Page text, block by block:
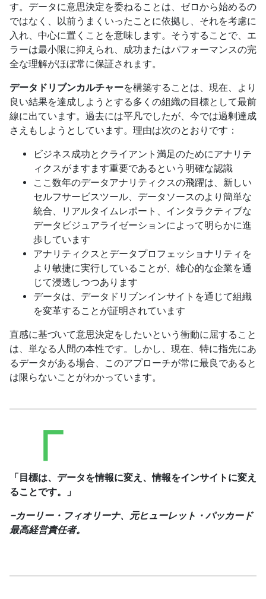
す。データに意思決定を委ねることは、ゼロから始めるの
ではなく、以前うまくいったことに依拠し、それを考慮に
入れ、中心に置くことを意味します。そうすることで、エ
ラーは最小限に抑えられ、成功またはパフォーマンスの完
全な理解がほぼ常に保証されます。
データドリブンカルチャーを構築することは、現在、より
良い結果を達成しようとする多くの組織の目標として最前
線に出ています。過去には平凡でしたが、今では過剰達成
さえもしようとしています。理由は次のとおりです：
ビジネス成功とクライアント満足のためにアナリテ
ィクスがますます重要であるという明確な認識
ここ数年のデータアナリティクスの飛躍は、新しい
セルフサービスツール、データソースのより簡単な
統合、リアルタイムレポート、インタラクティブな
データビジュアライゼーションによって明らかに進
歩しています
アナリティクスとデータプロフェッショナリティを
より敏捷に実行していることが、雄心的な企業を通
じて浸透しつつあります
データは、データドリブンインサイトを通じて組織
を変革することが証明されています
直感に基づいて意思決定をしたいという衝動に屈すること
は、単なる人間の本性です。しかし、現在、特に指先にあ
るデータがある場合、このアプローチが常に最良であると
は限らないことがわかっています。
「目標は、データを情報に変え、情報をインサイトに変え
ることです。」
–カーリー・フィオリーナ、元ヒューレット・パッカード
最高経営責任者。